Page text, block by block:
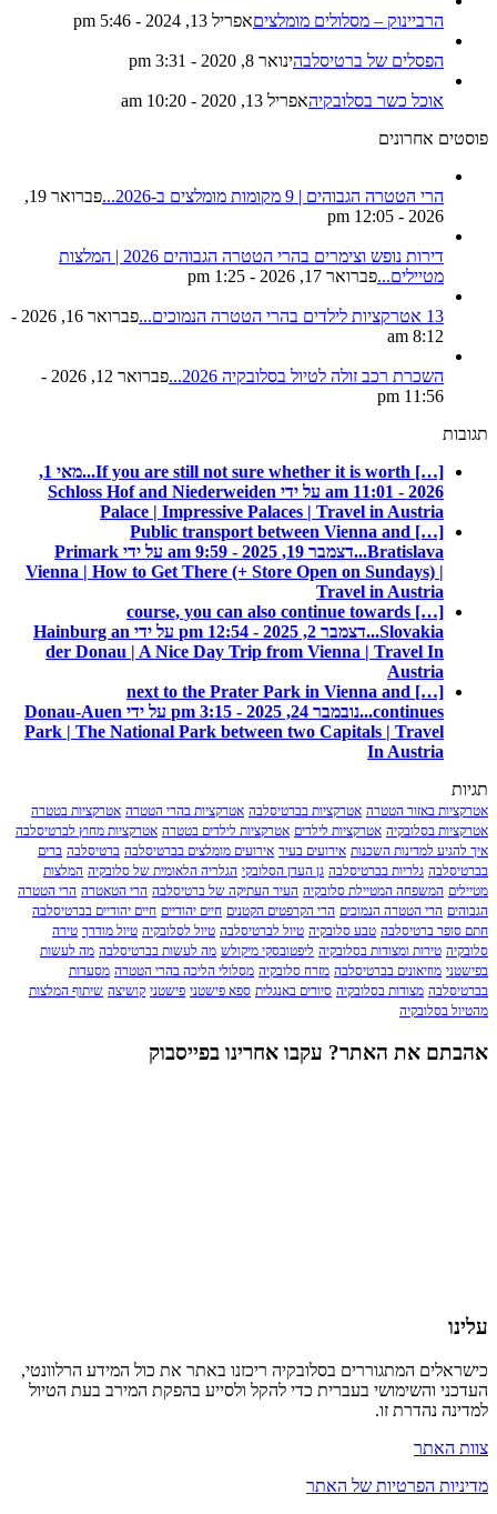
הרביינוק – מסלולים מומלציםאפריל 13, 2024 - 5:46 pm
הפסלים של ברטיסלבהינואר 8, 2020 - 3:31 pm
אוכל כשר בסלובקיהאפריל 13, 2020 - 10:20 am
פוסטים אחרונים
הרי הטטרה הגבוהים | 9 מקומות מומלצים ב-2026...
פברואר 19,
2026 - 12:05 pm
דירות נופש וצימרים בהרי הטטרה הגבוהים 2026 | המלצות
מטיילים...פברואר 17, 2026 - 1:25 pm
13 אטרקציות לילדים בהרי הטטרה הנמוכים...
פברואר 16, 2026 -
8:12 am
השכרת רכב זולה לטיול בסלובקיה 2026...
פברואר 12, 2026 -
11:56 pm
תגובות
[…] If you are still not sure whether it is worth...
מאי 1,
2026 - 11:01 am על ידי Schloss Hof and Niederweiden
Palace | Impressive Palaces | Travel in Austria
[…] Public transport between Vienna and
Bratislava...
דצמבר 19, 2025 - 9:59 am על ידי Primark
Vienna | How to Get There (+ Store Open on Sundays) |
Travel in Austria
[…] course, you can also continue towards
Slovakia...
דצמבר 2, 2025 - 12:54 pm על ידי Hainburg an
der Donau | A Nice Day Trip from Vienna | Travel In
Austria
[…] next to the Prater Park in Vienna and
continues...
נובמבר 24, 2025 - 3:15 pm על ידי Donau-Auen
Park | The National Park between two Capitals | Travel
In Austria
תגיות
אטרקציות באזור הטטרה אטרקציות בברטיסלבה אטרקציות בהרי הטטרה אטרקציות בטטרה
אטרקציות בסלובקיה אטרקציות לילדים אטרקציות לילדים בטטרה אטרקציות מחוץ לברטיסלבה
איך להגיע למדינות השכנות אירועים בעיר אירועים מומלצים בברטיסלבה ברטיסלבה ברים
בברטיסלבה גלריות בברטיסלבה גן העדן הסלובקי הגלריה הלאומית של סלובקיה המלצות
מטיילים המשפחה המטיילת סלובקיה העיר העתיקה של ברטיסלבה הרי הטאטרה הרי הטטרה
הגבוהים הרי הטטרה הנמוכים הרי הקרפטים הקטנים חיים יהודיים חיים יהודיים בברטיסלבה
חתם סופר ברטיסלבה טבע סלובקיה טיול לברטיסלבה טיול לסלובקיה טיול מודרך טירה
סלובקיה טירות ומצודות בסלובקיה ליפטובסקי מיקולש מה לעשות בברטיסלבה מה לעשות
בפישטני מוזיאונים בברטיסלבה מזרח סלובקיה מסלולי הליכה בהרי הטטרה מסעדות
בברטיסלבה מצודות בסלובקיה סיורים באנגלית ספא פישטני פישטני קושיצה שיתוף המלצות
מהטיול בסלובקיה
אהבתם את האתר? עקבו אחרינו בפייסבוק
עלינו
כישראלים המתגוררים בסלובקיה ריכזנו באתר את כול המידע הרלוונטי,
העדכני והשימושי בעברית כדי להקל ולסייע בהפקת המירב בעת הטיול
למדינה נהדרת זו.
צוות האתר
מדיניות הפרטיות של האתר